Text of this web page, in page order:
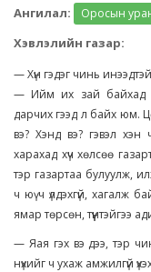
Ангилал:
Оросын
Хэвлэлийн газар:
— Хүн гэдэг чинь
— Ийм их зай байхад
дарчих гээд л байх юм.
вэ? Хэнд вэ? гэвэл хэн
харахад хүч хөлсөө
тэр газартаа булуулж,
ч юү ч үлдэхгүй, хагалж
ямар төрсөн, түүнтэйгээ
— Яая гэх вэ дээ, тэр
нүхийг ч ухаж амжилгүй